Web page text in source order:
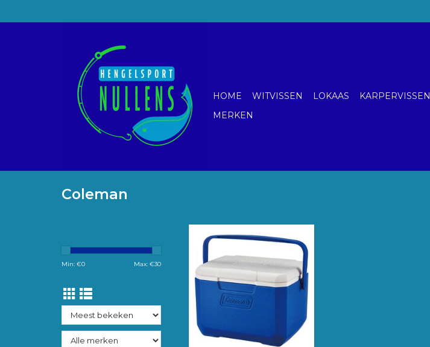
HOME WITVISSEN LOKAAS KARPERVISSEN
MERKEN
Coleman
Min: €0 Max: €30
x 0.33L blikjes, wordt vaak
gebruikt om de grote
muggenlarven koel te bewaren.
TOEVOEGEN AAN
WINKELWAGEN